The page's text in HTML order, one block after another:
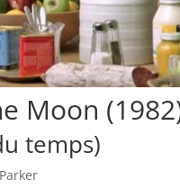
Moon
temps)